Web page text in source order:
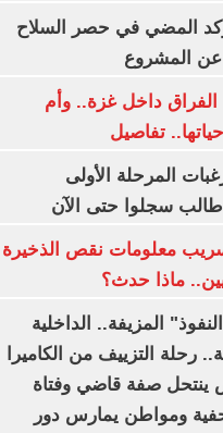
المضي في حصر السلاح
عن المشروع
داخل غزة.. وأم
تفاصيل
المرحلة الأولى
معلومات نقص الذخيرة
ماذا حدث؟
المزيفة.. الداخلية
رحلة التزييف من الكاميرا
ينتحل صفة قاضي وفتاة
ومواطن يمارس دور